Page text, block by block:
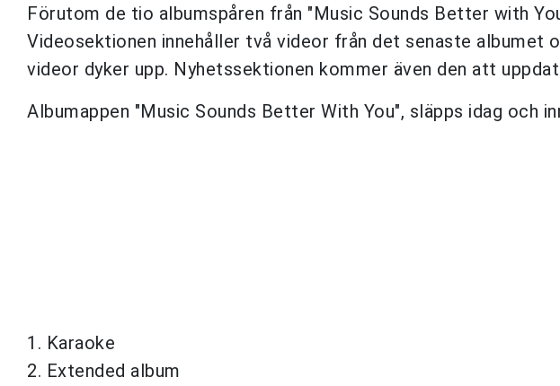
Förutom de tio albumspåren från "Music Sounds Better with
Videosektionen innehåller två videor från det senaste albumet
videor dyker upp. Nyhetssektionen kommer även den att
Albumappen "Music Sounds Better With You", släpps idag och
1. Karaoke
2. Extended album